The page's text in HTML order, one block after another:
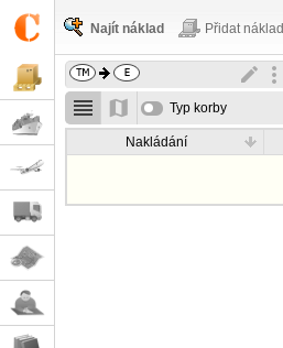
Najít náklad Přidat náklad
Typ korby
Nakládání